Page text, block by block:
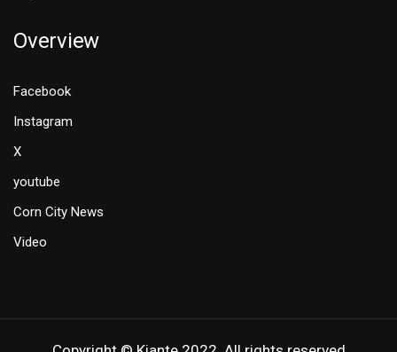
Overview
Facebook
Instagram
X
youtube
Corn City News
Video